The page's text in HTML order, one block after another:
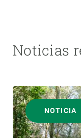
Noticias
NOTICIA